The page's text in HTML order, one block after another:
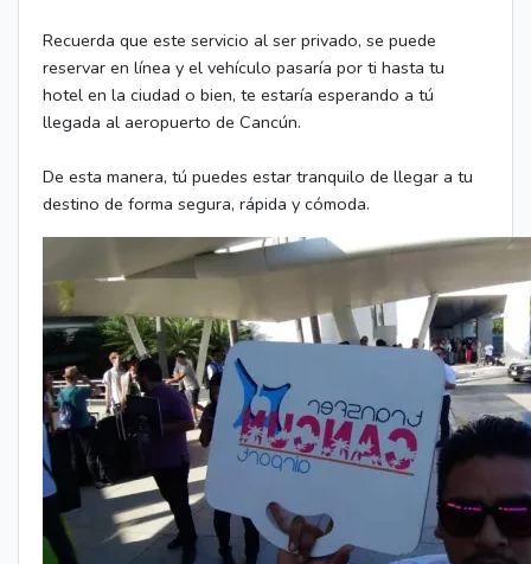
Recuerda que este servicio al ser privado, se puede
reservar en línea y el vehículo pasaría por ti hasta tu
hotel en la ciudad o bien, te estaría esperando a tú
llegada al aeropuerto de Cancún.
De esta manera, tú puedes estar tranquilo de llegar a tu
destino de forma segura, rápida y cómoda.